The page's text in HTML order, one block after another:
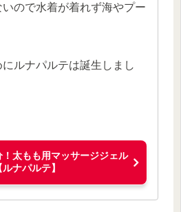
ので水着が着れず海やプー
ルナパルテは誕生しまし
！太もも用マッサージジェル
ルナパルテ】